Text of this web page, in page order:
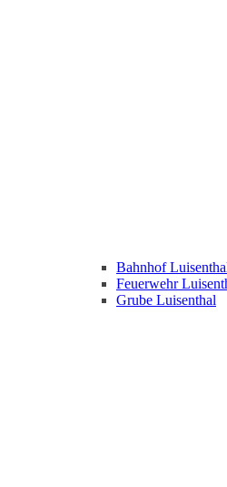
Bahnhof
Feuerwehr
Grube Luisenthal